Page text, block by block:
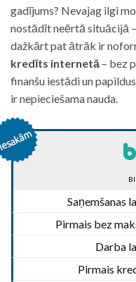
gadījums? Nevajag ilgi
nostādīt neērtā situācijā
dažkārt pat ātrāk ir
kredīts internetā – bez
finanšu iestādi un
ir nepieciešama nauda.
Saņemšanas
Pirmais bez
Darba
Pirmais